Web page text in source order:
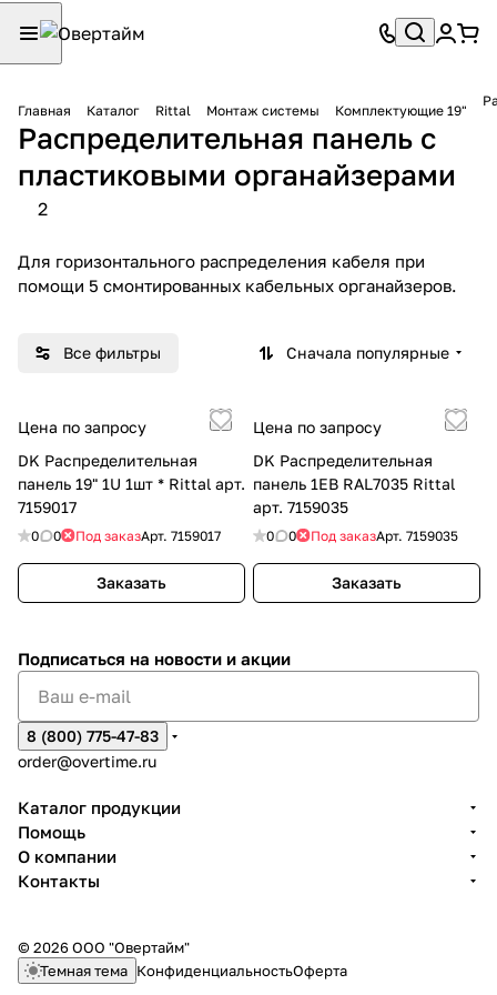
Главная Каталог Rittal Монтаж системы Комплектующие 19"
Распределительная панель с
пластиковыми органайзерами
2
Для горизонтального распределения кабеля при
помощи 5 смонтированных кабельных органайзеров.
Все фильтры Сначала популярные
Цена по запросу
DK Распределительная
панель 19" 1U 1шт * Rittal арт.
7159017
0 0 Под заказАрт. 7159017
Заказать
Цена по запросу
DK Распределительная
панель 1EB RAL7035 Rittal
арт. 7159035
0 0 Под заказАрт. 7159035
Заказать
Подписаться на новости и акции
8 (800) 775-47-83
order@overtime.ru
Каталог продукции
Помощь
О компании
Контакты
© 2026 ООО "Овертайм"
Темная тема КонфиденциальностьОферта